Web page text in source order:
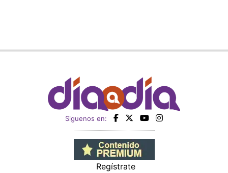
Siguenos en:
Regístrate